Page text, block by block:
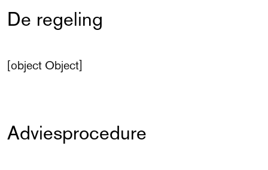
De regeling
[object Object]
Adviesprocedure